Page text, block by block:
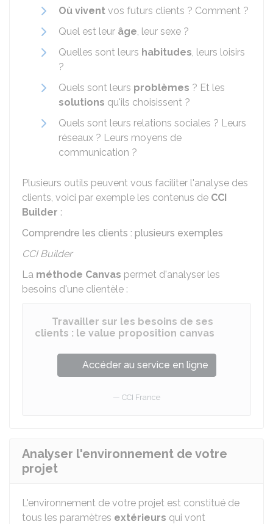
Où vivent vos futurs clients ? Comment ?
Quel est leur âge, leur sexe ?
Quelles sont leurs habitudes, leurs loisirs
?
Quels sont leurs problèmes ? Et les
solutions qu'ils choisissent ?
Quels sont leurs relations sociales ? Leurs
réseaux ? Leurs moyens de
communication ?
Plusieurs outils peuvent vous faciliter l'analyse des
clients, voici par exemple les contenus de CCI
Builder :
Comprendre les clients : plusieurs exemples
CCI Builder
La méthode Canvas permet d'analyser les
besoins d'une clientèle :
Travailler sur les besoins de ses
clients : le value proposition canvas
Accéder au service en ligne
CCI France
Analyser l'environnement de votre
projet
L'environnement de votre projet est constitué de
tous les paramètres extérieurs qui vont